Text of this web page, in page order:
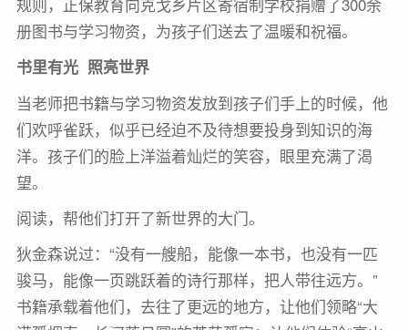
册图书与学习物资，为孩子们送去了温暖和祝福。
书里有光 照亮世界
当老师把书籍与学习物资发放到孩子们手上的时候，他
们欢呼雀跃，似乎已经迫不及待想要投身到知识的海
洋。孩子们的脸上洋溢着灿烂的笑容，眼里充满了渴
望。
阅读，帮他们打开了新世界的大门。
狄金森说过：“没有一艘船，能像一本书，也没有一匹
骏马，能像一页跳跃着的诗行那样，把人带往远方。”
书籍承载着他们，去往了更远的地方，让他们领略“大